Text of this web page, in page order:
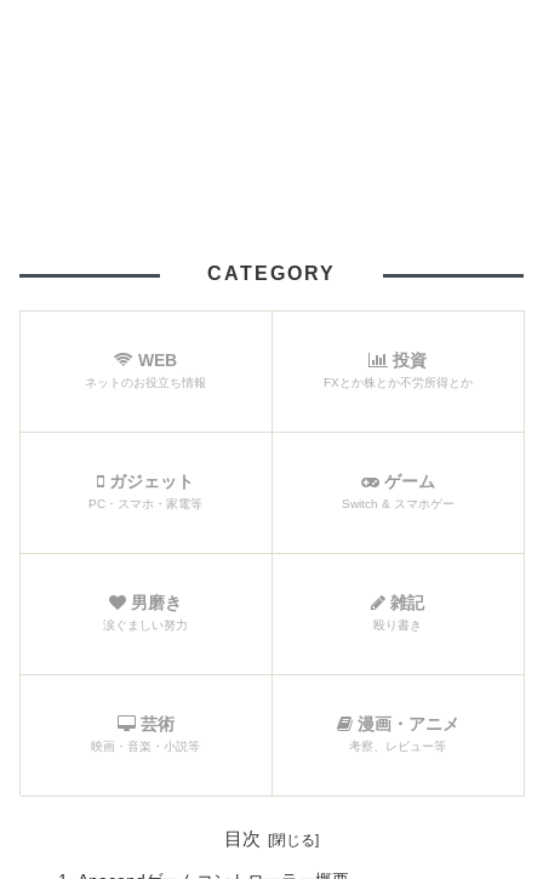
CATEGORY
WEB
ネットのお役立ち情報
投資
FXとか株とか不労所得とか
ガジェット
PC・スマホ・家電等
ゲーム
Switch & スマホゲー
男磨き
涙ぐましい努力
雑記
殴り書き
芸術
映画・音楽・小説等
漫画・アニメ
考察、レビュー等
目次